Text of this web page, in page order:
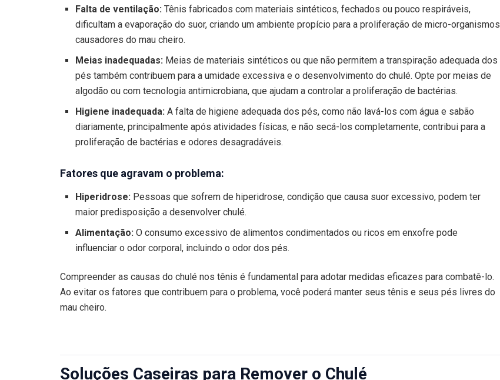
Falta de ventilação:Tênis fabricados com materiais sintéticos, fechados ou pouco respiráveis,
dificultam a evaporação do suor, criando um ambiente propício para a proliferação de micro-organismos
causadores do mau cheiro.
Meias inadequadas: Meias de materiais sintéticos ou que não permitem a transpiração adequada dos
pés também contribuem para a umidade excessiva e o desenvolvimento do chulé. Opte por meias de
algodão ou com tecnologia antimicrobiana, que ajudam a controlar a proliferação de bactérias.
Higiene inadequada: A falta de higiene adequada dos pés, como não lavá-los com água e sabão
diariamente, principalmente após atividades físicas, e não secá-los completamente, contribui para a
proliferação de bactérias e odores desagradáveis.
Fatores que agravam o problema:
Hiperidrose:Pessoas que sofrem de hiperidrose, condição que causa suor excessivo, podem ter
maior predisposição a desenvolver chulé.
Alimentação:O consumo excessivo de alimentos condimentados ou ricos em enxofre pode
influenciar o odor corporal, incluindo o odor dos pés.
Compreender as causas do chulé nos tênis é fundamental para adotar medidas eficazes para combatê-lo.
Ao evitar os fatores que contribuem para o problema, você poderá manter seus tênis e seus pés livres do
mau cheiro.
Soluções Caseiras para Remover o Chulé